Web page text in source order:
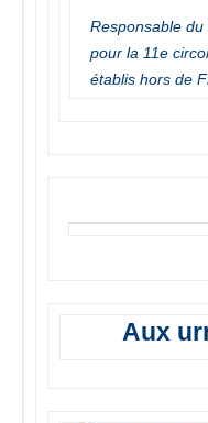
Responsable
pour la 11e
établis hors de
Aux